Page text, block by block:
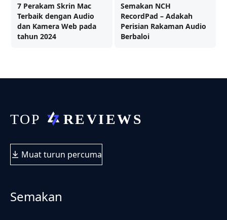
7 Perakam Skrin Mac
Terbaik dengan Audio
dan Kamera Web pada
tahun 2024
Semakan NCH
RecordPad – Adakah
Perisian Rakaman Audio
Berbaloi
Muat turun percuma
Semakan